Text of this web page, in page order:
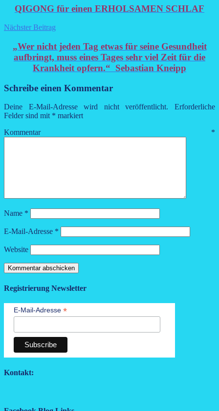
QIGONG für einen ERHOLSAMEN SCHLAF
Nächster Beitrag
„Wer nicht jeden Tag etwas für seine Gesundheit
aufbringt, muss eines Tages sehr viel Zeit für die
Krankheit opfern.“ Sebastian Kneipp
Schreibe einen Kommentar
Deine E-Mail-Adresse wird nicht veröffentlicht.
Erforderliche
Felder sind mit * markiert
Kommentar *
Name *
E-Mail-Adresse *
Website
Registrierung Newsletter
E-Mail-Adresse *
Kontakt: